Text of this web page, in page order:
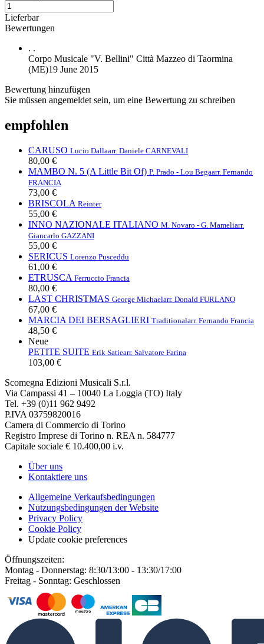
Lieferbar
Bewertungen
. .
Corpo Musicale "V. Bellini" Città Mazzeo di Taormina
(ME)19 June 2015
Bewertung hinzufügen
Sie müssen angemeldet sein, um eine Bewertung zu schreiben
empfohlen
CARUSO Lucio Dallaarr. Daniele CARNEVALI
80,00 €
MAMBO N. 5 (A Little Bit Of) P. Prado - Lou Begaarr. Fernando
FRANCIA
73,00 €
BRISCOLA Reinter
55,00 €
INNO NAZIONALE ITALIANO M. Novaro - G. Mameliarr.
Giancarlo GAZZANI
55,00 €
SERICUS Lorenzo Pusceddu
61,00 €
ETRUSCA Ferruccio Francia
80,00 €
LAST CHRISTMAS George Michaelarr. Donald FURLANO
67,00 €
MARCIA DEI BERSAGLIERI Traditionalarr. Fernando Francia
48,50 €
Neue
PETITE SUITE Erik Satiearr. Salvatore Farina
103,00 €
Scomegna Edizioni Musicali S.r.l.
Via Campassi 41 – 10040 La Loggia (TO) Italy
Tel. +39 (0)11 962 9492
P.IVA 03759820016
Camera di Commercio di Torino
Registro Imprese di Torino n. REA n. 584777
Capitale sociale € 10.400,00 i.v.
Über uns
Kontaktiere uns
Allgemeine Verkaufsbedingungen
Nutzungsbedingungen der Website
Privacy Policy
Cookie Policy
Update cookie preferences
Öffnungszeiten:
Montag - Donnerstag: 8:30/13:00 - 13:30/17:00
Freitag - Sonntag: Geschlossen